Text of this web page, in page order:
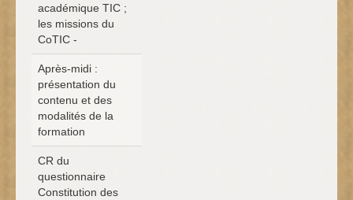
académique TIC ;
les missions du
CoTIC -
Après-midi :
présentation du
contenu et des
modalités de la
formation
CR du
questionnaire
Constitution des